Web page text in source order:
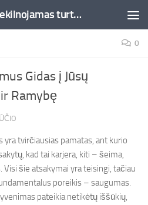
Akcijos, Investavimas, nekilnojamas turtas, kriptovaliutos - Besociai.lt
0
Gidas į Jūsų
Ramybę
yra tvirčiausias pamatas, ant kurio
kad tai karjera, kiti – šeima,
šie atsakymai yra teisingi, tačiau
poreikis – saugumas.
pateikia netikėtų iššūkių,